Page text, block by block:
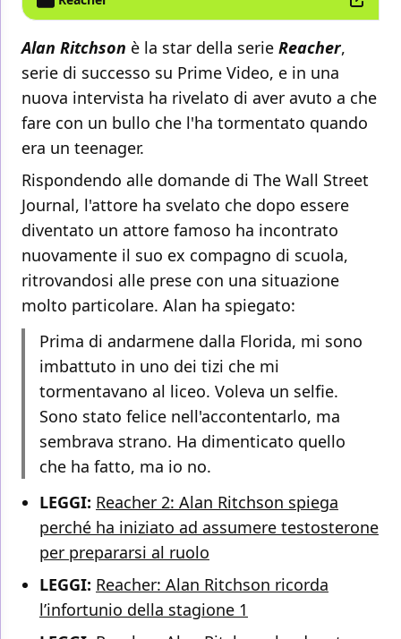
Alan Ritchson è la star della serie Reacher,
serie di successo su Prime Video, e in una
nuova intervista ha rivelato di aver avuto a che
fare con un bullo che l'ha tormentato quando
era un teenager.
Rispondendo alle domande di The Wall Street
Journal, l'attore ha svelato che dopo essere
diventato un attore famoso ha incontrato
nuovamente il suo ex compagno di scuola,
ritrovandosi alle prese con una situazione
molto particolare. Alan ha spiegato:
Prima di andarmene dalla Florida, mi sono
imbattuto in uno dei tizi che mi
tormentavano al liceo. Voleva un selfie.
Sono stato felice nell'accontentarlo, ma
sembrava strano. Ha dimenticato quello
che ha fatto, ma io no.
LEGGI: Reacher 2: Alan Ritchson spiega
perché ha iniziato ad assumere testosterone
per prepararsi al ruolo
LEGGI: Reacher: Alan Ritchson ricorda
l’infortunio della stagione 1